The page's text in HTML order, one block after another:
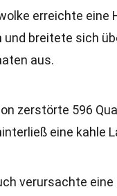
erreichte eine
und breitete sich
aus.
zerstörte 596
eine kahle
verursachte eine